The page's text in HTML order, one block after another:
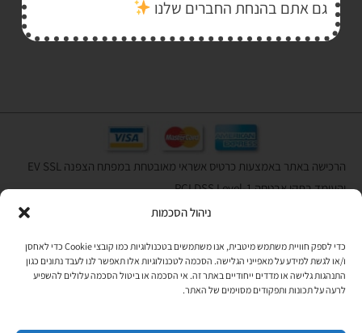
ניהול הסכמות
כדי לספק חוויית משתמש מיטבית, אנו משתמשים בטכנולוגיות כמו קובצי Cookie כדי לאחסן
ו/או לגשת למידע על מאפייני הגלישה. הסכמה לטכנולוגיות אלו תאפשר לנו לעבד נתונים כגון
התנהגות גלישה או מדדים ייחודיים באתר זה. אי הסכמה או ביטול הסכמה עלולים להשפיע
לרעה על תכונות ותפקודים מסוימים של האתר.
₪55.00
–
₪238.00
הרכישה באתר באמצעות כרטיס אשראי מאובטחת במפתח הצפנה EV SSL
והעומד בתקן אבטחה PCI DSS Level-1
לתקנון האתר»
תהיו בקשר
גם אתם בהנחת החברים שלנו